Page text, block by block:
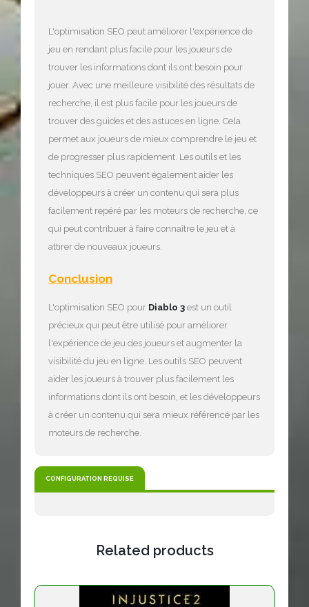
L'optimisation SEO peut améliorer l'expérience de
jeu en rendant plus facile pour les joueurs de
trouver les informations dont ils ont besoin pour
jouer. Avec une meilleure visibilité des résultats de
recherche, il est plus facile pour les joueurs de
trouver des guides et des astuces en ligne. Cela
permet aux joueurs de mieux comprendre le jeu et
de progresser plus rapidement. Les outils et les
techniques SEO peuvent également aider les
développeurs à créer un contenu qui sera plus
facilement repéré par les moteurs de recherche, ce
qui peut contribuer à faire connaître le jeu et à
attirer de nouveaux joueurs.
Conclusion
L'optimisation SEO pour Diablo 3 est un outil
précieux qui peut être utilisé pour améliorer
l'expérience de jeu des joueurs et augmenter la
visibilité du jeu en ligne. Les outils SEO peuvent
aider les joueurs à trouver plus facilement les
informations dont ils ont besoin, et les développeurs
à créer un contenu qui sera mieux référencé par les
moteurs de recherche.
CONFIGURATION REQUISE
Related products